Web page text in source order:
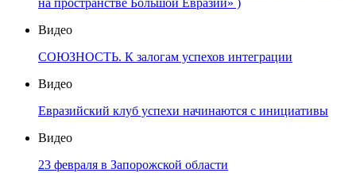
на пространстве Большой Евразии» )
Видео
СОЮЗНОСТЬ. К залогам успехов интеграции
Видео
Евразийский клуб успехи начинаются с инициативы
Видео
23 февраля в Запорожской области